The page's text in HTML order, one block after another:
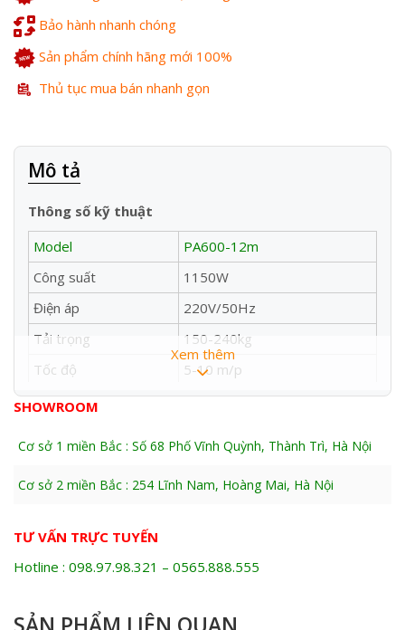
Bảo hành nhanh chóng
Sản phẩm chính hãng mới 100%
Thủ tục mua bán nhanh gọn
Mô tả
Thông số kỹ thuật
Model
PA600-12m
Công suất
1150W
Điện áp
220V/50Hz
Tải trọng
150-240kg
Tốc độ
5-10 m/p
Đường kính cáp
4.0mm
Xuất xứ
Trung Quốc
Xem thêm
SHOWROOM
Cơ sở 1 miền Bắc : Số 68 Phố Vĩnh Quỳnh, Thành Trì, Hà Nội
Cơ sở 2 miền Bắc : 254 Lĩnh Nam, Hoàng Mai, Hà Nội
TƯ VẤN TRỰC TUYẾN
Hotline : 098.97.98.321 – 0565.888.555